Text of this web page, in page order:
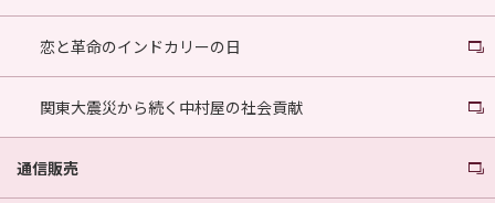
恋と革命のインドカリーの日
関東大震災から続く中村屋の社会貢献
通信販売